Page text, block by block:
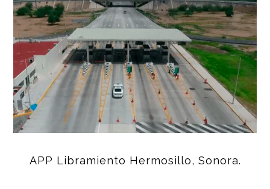
APP Libramiento Hermosillo, Sonora.